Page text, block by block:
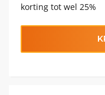
korting tot wel 25%